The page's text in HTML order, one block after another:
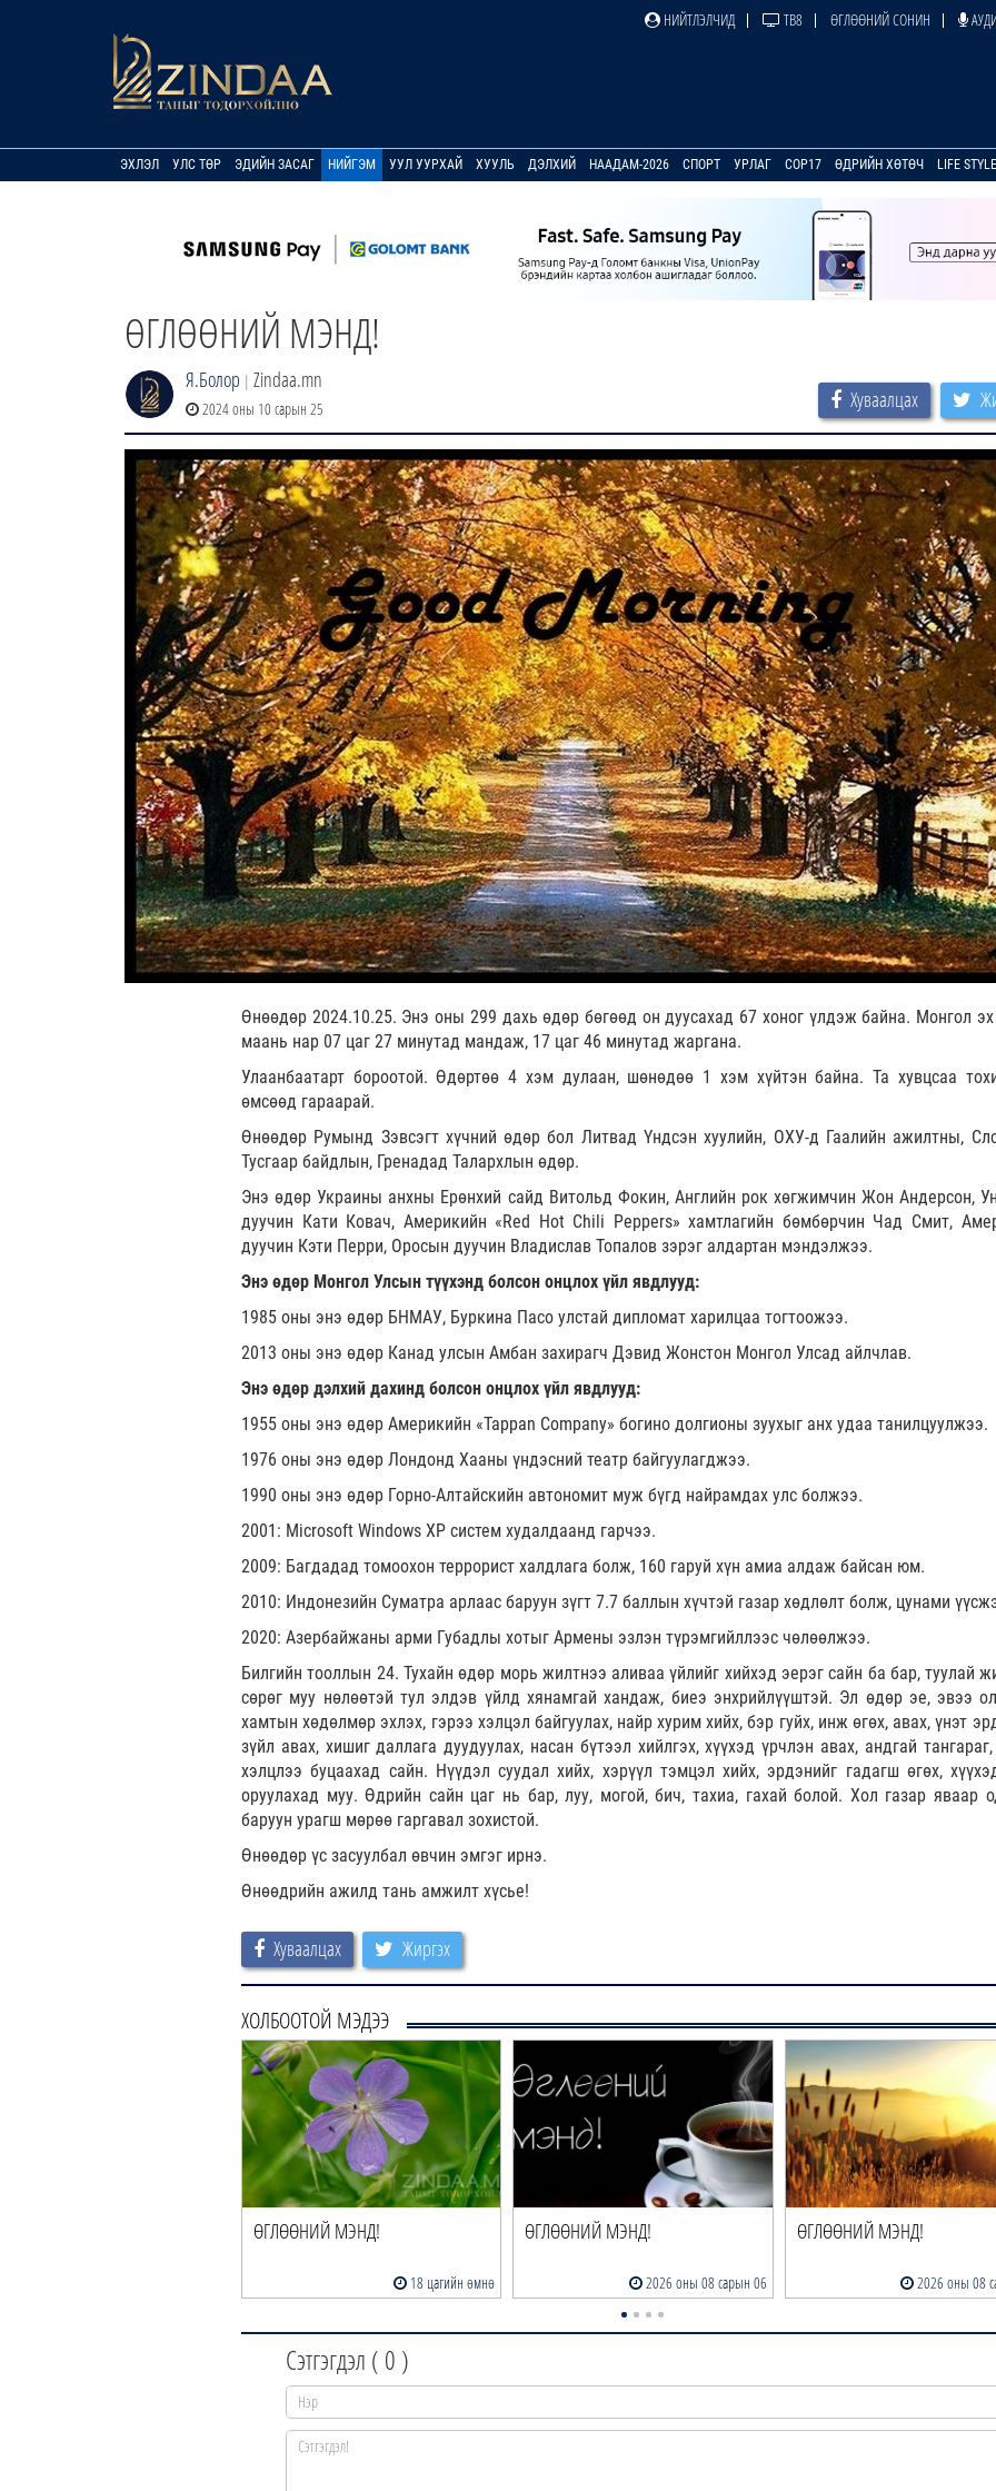
НИЙТЛЭЛЧИД ТВ8 ӨГЛӨӨНИЙ СОНИН
ЭХЛЭЛ УЛС ТӨР ЭДИЙН ЗАСАГ НИЙГЭМ УУЛ УУРХАЙ ХУУЛЬ ДЭЛХИЙ НААДАМ-2026 СПОРТ УРЛАГ COP17 ӨДРИЙН ХӨТӨЧ LIFE STYLE
ӨГЛӨӨНИЙ МЭНД!
Я.Болор | Zindaa.mn
2024 оны 10 сарын 25 Хуваалцах
Өнөөдөр 2024.10.25. Энэ оны 299 дахь өдөр бөгөөд он дуусахад 67 хоног үлдэж байна. Монгол
маань нар 07 цаг 27 минутад мандаж, 17 цаг 46 минутад жаргана.
Улаанбаатарт бороотой. Өдөртөө 4 хэм дулаан, шөнөдөө 1 хэм хүйтэн байна. Та хувцсаа
өмсөөд гараарай.
Өнөөдөр Румынд Зэвсэгт хүчний өдөр бол Литвад Үндсэн хуулийн, ОХУ-д Гаалийн ажилтны,
Тусгаар байдлын, Гренадад Талархлын өдөр.
Энэ өдөр Украины анхны Ерөнхий сайд Витольд Фокин, Английн рок хөгжимчин Жон Андерсон,
дуучин Кати Ковач, Америкийн «Red Hot Chili Peppers» хамтлагийн бөмбөрчин Чад Смит,
дуучин Кэти Перри, Оросын дуучин Владислав Топалов зэрэг алдартан мэндэлжээ.
Энэ өдөр Монгол Улсын түүхэнд болсон онцлох үйл явдлууд:
1985 оны энэ өдөр БНМАУ, Буркина Пасо улстай дипломат харилцаа тогтоожээ.
2013 оны энэ өдөр Канад улсын Амбан захирагч Дэвид Жонстон Монгол Улсад айлчлав.
Энэ өдөр дэлхий дахинд болсон онцлох үйл явдлууд:
1955 оны энэ өдөр Америкийн «Tappan Company» богино долгионы зуухыг анх удаа танилцуулжээ.
1976 оны энэ өдөр Лондонд Хааны үндэсний театр байгуулагджээ.
1990 оны энэ өдөр Горно-Алтайскийн автономит муж бүгд найрамдах улс болжээ.
2001: Microsoft Windows XP систем худалдаанд гарчээ.
2009: Багдадад томоохон террорист халдлага болж, 160 гаруй хүн амиа алдаж байсан юм.
2010: Индонезийн Суматра арлаас баруун зүгт 7.7 баллын хүчтэй газар хөдлөлт болж, цунами
2020: Азербайжаны арми Губадлы хотыг Армены эзлэн түрэмгийллээс чөлөөлжээ.
Билгийн тооллын 24. Тухайн өдөр морь жилтнээ аливаа үйлийг хийхэд эерэг сайн ба бар, туулай
сөрөг муу нөлөөтэй тул элдэв үйлд хянамгай хандаж, биеэ энхрийлүүштэй. Эл өдөр эе, эвээ
хамтын хөдөлмөр эхлэх, гэрээ хэлцэл байгуулах, найр хурим хийх, бэр гуйх, инж өгөх, авах, үнэт
зүйл авах, хишиг даллага дуудуулах, насан бүтээл хийлгэх, хүүхэд үрчлэн авах, андгай тангараг,
хэлцлээ буцаахад сайн. Нүүдэл суудал хийх, хэрүүл тэмцэл хийх, эрдэнийг гадагш өгөх,
оруулахад муу. Өдрийн сайн цаг нь бар, луу, могой, бич, тахиа, гахай болой. Хол газар яваар
баруун урагш мөрөө гаргавал зохистой.
Өнөөдөр үс засуулбал өвчин эмгэг ирнэ.
Өнөөдрийн ажилд тань амжилт хүсье!
Хуваалцах Жиргэх
ХОЛБООТОЙ МЭДЭЭ
ӨГЛӨӨНИЙ МЭНД!
2026 оны 08 сарын 06
ӨГЛӨӨНИЙ МЭНД!
2026 оны 08 сарын 05
ӨГЛӨӨНИЙ МЭНД!
2026 оны 08
Сэтгэгдэл ( 0 )